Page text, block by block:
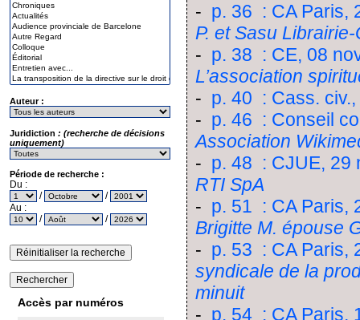
Auteur :
Juridiction : (recherche de décisions
uniquement)
Période de recherche :
Du :
/
/
Au :
/
/
Accès par numéros
- p. 36 : CA Paris,
P. et Sasu
- p. 38 : CE, 08
L’association
- p. 40 : Cass.
- p. 46 : Conseil
Association
- p. 48 : CJUE, 29
RTI SpA
- p. 51 : CA Paris,
Brigitte M. épouse
- p. 53 : CA Paris,
syndicale de la
minuit
- p. 54 : CA Paris,